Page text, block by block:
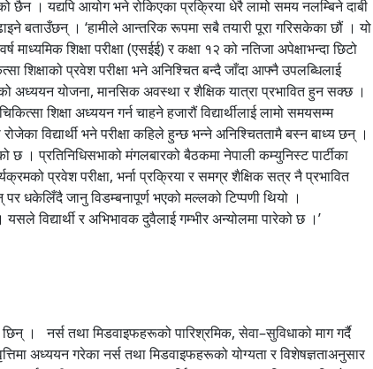
छैन । यद्यपि आयोग भने रोकिएका प्रक्रिया धेरै लामो समय नलम्बिने दाबी
बताउँछन् । ‘हामीले आन्तरिक रूपमा सबै तयारी पूरा गरिसकेका छौं । यो
शिक्षा परीक्षा (एसईई) र कक्षा १२ को नतिजा अपेक्षाभन्दा छिटो
शिक्षाको प्रवेश परीक्षा भने अनिश्चित बन्दै जाँदा आफ्नै उपलब्धिलाई
अध्ययन योजना, मानसिक अवस्था र शैक्षिक यात्रा प्रभावित हुन सक्छ ।
शिक्षा अध्ययन गर्न चाहने हजारौं विद्यार्थीलाई लामो समयसम्म
विद्यार्थी भने परीक्षा कहिले हुन्छ भन्ने अनिश्चिततामै बस्न बाध्य छन् ।
। प्रतिनिधिसभाको मंगलबारको बैठकमा नेपाली कम्युनिस्ट पार्टीका
प्रवेश परीक्षा, भर्ना प्रक्रिया र समग्र शैक्षिक सत्र नै प्रभावित
धकेलिँदै जानु विडम्बनापूर्ण भएको मल्लको टिप्पणी थियो ।
विद्यार्थी र अभिभावक दुवैलाई गम्भीर अन्योलमा पारेको छ ।’
पनि शिक्षकहरूले ठूलो अपेक्षा गरेका थिए । तर विद्यालय शिक्षा ऐनलाई प्राथमिकतामा नराखिएको भन्दै महासंघ फेरि आन्दोलनको तयारीमा छ । महासंघले भदौ महिनादेखि थप सशक्त आन्दोलन गर्ने घोषणा गरिसकेको छ । महासंघका अध्यक्ष लक्ष्मीकिशोर सुवेदीका अनुसार नयाँ सरकार गठन भएयता शिक्षामन्त्रीदेखि प्रधानमन्त्रीसम्मलाई पटक–पटक भेटेर माग राखिए पनि ठोस सुनुवाइ हुन सकेको छैन । त्यसैले यसअघिका आन्दोलनभन्दा अझ व्यापक आन्दोलन गर्न बाध्य भएको उनको भनाइ छ । सहमति हुन्छ तर कार्यान्वयन हुँदैन । शिक्षा र स्वास्थ्य क्षेत्रमा दोहोरिने आन्दोलनहरूलाई नियाल्दा सहमति हुने तर कार्यान्वयन नहुने समस्या देखिन्छ । शिक्षा र स्वास्थ्यमा माग उठ्छ, सरकार मौन बस्छ, आन्दोलन चर्किन्छ, वार्ता सुरु हुन्छ, सहमति हुन्छ, तर कार्यान्वयन फेरि अनिश्चित बन्छ । यही चक्र दोहोरिँदा आन्दोलन अपवाद होइन, अधिकार माग्ने नियमित माध्यमजस्तै बन्न पुगेको छ । आन्दोलनरत पक्षहरूको साझा गुनासो पनि यही छ । उनीहरूका अनुसार सरकारसँग संवादको ढोका सुरुदेखि नै खुला हुँदैन । सम्बन्धित समूह सडकमा उत्रिएपछि मात्रै मन्त्रालयहरू सक्रिय हुन्छन् । तत्काल आन्दोलन रोक्न वार्ता र सहमति त हुन्छ, तर त्यसलाई कार्यान्वयन गर्ने प्रतिबद्धता भने समयसँगै ओझेलमा पर्छ । यसको एउटा उदाहरण नर्स आन्दोलन हो । गत वर्ष देशभरका नर्सहरूले सेवा छाडेर आन्दोलन गरेपछि सरकार उनीहरूसँग वार्तामा बस्यो । तत्कालीन स्वास्थ्यमन्त्री सुधा शर्माको कार्यकालमा भएको सहमतिअनुसार निजी क्षेत्रमा कार्यरत नर्सहरूको पारिश्रमिक बढाउने, काम गर्ने समय व्यवस्थापन गर्ने लगायतका विषयमा सहमति भएको थियो । तर सहमति भएको करिब एक वर्ष पुग्न लाग्दा पनि अधिकांश प्रतिबद्धता व्यवहारमा कार्यान्वयन हुन सकेका छैनन् । यही कारण नर्सहरू फेरि आन्दोलनको बाटोमा फर्किएका छन् । इन्टर्न चिकित्सकको अवस्था पनि फरक छैन । शिक्षा मन्त्रालयका सहसचिव चन्द्रकान्त भुसालको संयोजकत्वमा गठित कार्यदलले निजी मेडिकल कलेजमा कार्यरत एमबीबीएस तथा बीडीएस इन्टर्न चिकित्सकलाई स्वास्थ्य सेवाको आठौं तहको तलबको ५० प्रतिशत बराबर निर्वाह भत्ता उपलब्ध गराउन सिफारिस गरेको थियो । तर कार्यदलको प्रतिवेदन तयार भएको महिनौं बितिसक्दा पनि त्यसअनुसार निर्णय कार्यान्वयनमा आउन सकेको छैन । यही कारण अहिले इन्टर्न चिकित्सक फेरि माइतीघरको सडकमा आमरण अनसनमा छन् । स्वास्थ्य मन्त्रालयले भने आन्दोलनरत पक्षसँग पुनः वार्ता र छलफल जारी रहेको जनाएको छ । शिक्षा क्षेत्रमा पनि अवस्था उस्तै देखिन्छ । विद्यालय शिक्षा ऐन छिट्टै ल्याउने प्रतिबद्धता सरकारले पटक–पटक दोहोर्‍याउँदै आएको छ । तर वर्षौंदेखि प्रतीक्षामा रहेको ऐन अझै पारित हुन सकेको छैन । गत वर्षको भदौ २५ गते संसद्बाट पारित गर्ने तयारी गरिएको विद्यालय शिक्षा विधेयक राजनीतिक परिस्थितिका कारण अघि बढ्न सकेन । सरकार परिवर्तनसँगै ऐन फेरि प्राथमिकताबाट बाहिरियो । यही कारण नेपाल शिक्षक महासंघ फेरि आन्दोलनको तयारीमा छ । शिक्षकहरूको भनाइमा सरकार फेरिन्छ, मन्त्री फेरिन्छन्, प्रतिबद्धता दोहोरिन्छ, तर विद्यालय शिक्षा ऐन भने अझै पनि प्रतीक्षामै छ । के भन्छन् विज्ञ ? शिक्षा र स्वास्थ्य कुनै पनि राष्ट्रका विकासका आधारस्तम्भ मानिन्छन् । एउटा दक्ष जनशक्ति उत्पादन गर्छ, अर्को त्यही जनशक्तिलाई स्वस्थ राख्छ । त्यसैले अधिकांश मुलुकले यी दुई क्षेत्रलाई उच्च प्राथमिकतामा राख्छन् । तर नेपालमा भने विडम्बना उल्टो देखिन्छ ।